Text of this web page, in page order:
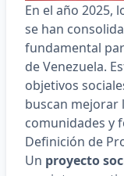
En el año 2025,
se han
fundamental
de Venezuela.
objetivos
buscan mejorar
comunidades y
Definición de
Un proyecto